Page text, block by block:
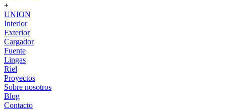
+
UNION
Interior
Exterior
Cargador
Fuente
Lingas
Riel
Proyectos
Sobre nosotros
Blog
Contacto